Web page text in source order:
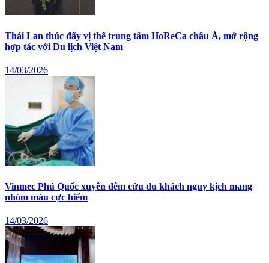
Thái Lan thúc đẩy vị thế trung tâm HoReCa châu Á, mở rộng
hợp tác với Du lịch Việt Nam
14/03/2026
Vinmec Phú Quốc xuyên đêm cứu du khách nguy kịch mang
nhóm máu cực hiếm
14/03/2026